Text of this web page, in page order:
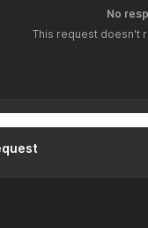
No
This request doesn't